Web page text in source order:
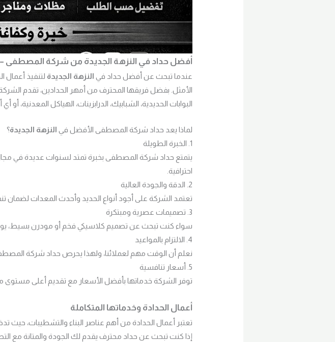
أفضل حداد في النزهة الجديدة من شركة المصطفى –
عندما تبحث عن أفضل حداد في النزهة الجديدة لتنفيذ أعمال
الأمثل. بفضل فريقها المحترف من أمهر الحدادين، تقدم
البوابات الحديدية، الشبابيك، الدرابزينات، الهياكل المعدنية، أو
لماذا يعد حداد شركة المصطفى الأفضل في النزهة الجديدة؟
1. الخبرة الطويلة
يتمتع حداد شركة المصطفى بخبرة تمتد لسنوات عديدة في
احترافية.
2. الدقة والجودة العالية
تعتمد الشركة على أجود أنواع الحديد وأحدث المعدات لضمان
3. تصميمات عصرية ومبتكرة
سواء كنت تبحث عن تصميم كلاسيكي فخم أو مودرن بسيط،
4. الالتزام بالمواعيد
نعلم أن الوقت مهم لعملائنا، ولهذا يحرص حداد شركة
5. أسعار تنافسية
توفر الشركة خدماتها بأفضل الأسعار مع تقديم أعلى مستوى من
أعمال الحدادة وخدماتها المتكاملة
تعتبر أعمال الحدادة من أهم عناصر البناء والتشطيبات، حيث
إذا كنت تبحث عن حداد محترف يقدم لك الجودة والمتانة مع